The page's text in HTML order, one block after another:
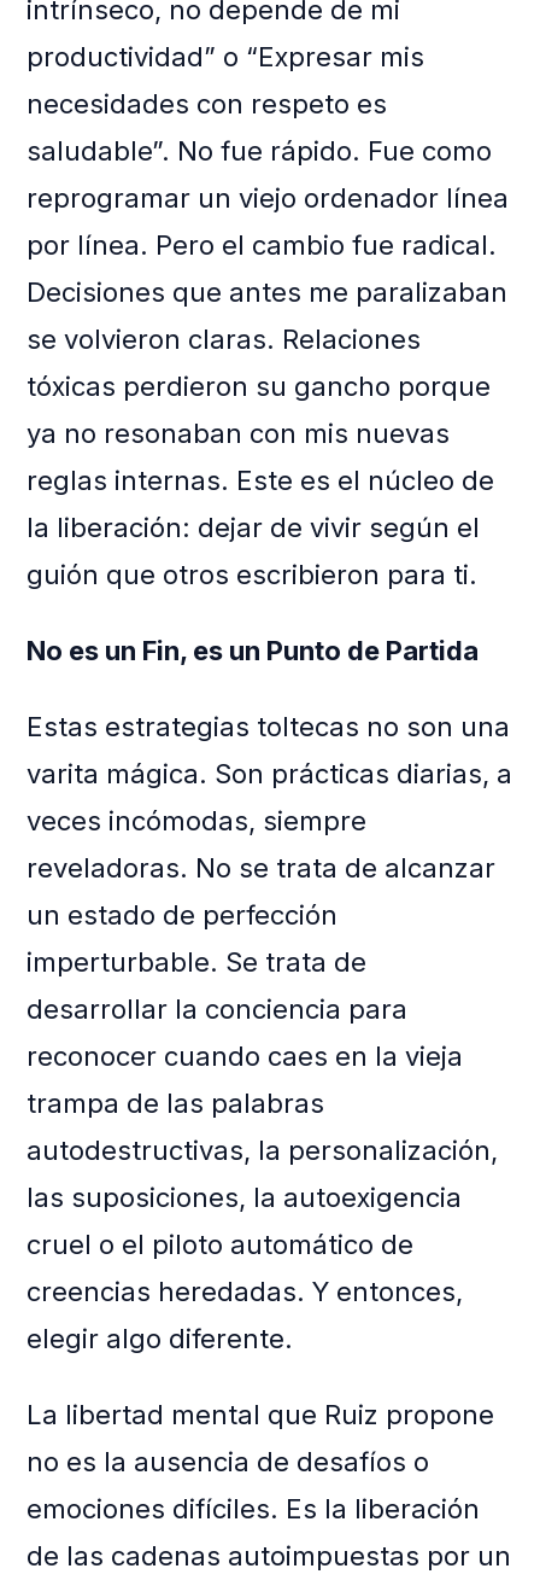
intrínseco, no depende de mi
productividad” o “Expresar mis
necesidades con respeto es
saludable”. No fue rápido. Fue como
reprogramar un viejo ordenador línea
por línea. Pero el cambio fue radical.
Decisiones que antes me paralizaban
se volvieron claras. Relaciones
tóxicas perdieron su gancho porque
ya no resonaban con mis nuevas
reglas internas. Este es el núcleo de
la liberación: dejar de vivir según el
guión que otros escribieron para ti.
No es un Fin, es un Punto de Partida
Estas estrategias toltecas no son una
varita mágica. Son prácticas diarias, a
veces incómodas, siempre
reveladoras. No se trata de alcanzar
un estado de perfección
imperturbable. Se trata de
desarrollar la conciencia para
reconocer cuando caes en la vieja
trampa de las palabras
autodestructivas, la personalización,
las suposiciones, la autoexigencia
cruel o el piloto automático de
creencias heredadas. Y entonces,
elegir algo diferente.
La libertad mental que Ruiz propone
no es la ausencia de desafíos o
emociones difíciles. Es la liberación
de las cadenas autoimpuestas por un